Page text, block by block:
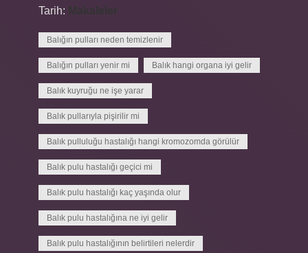
Tarih:
Balığın pulları neden temizlenir
Balığın pulları yenir mi Balık hangi organa iyi gelir
Balık kuyruğu ne işe yarar
Balık pullarıyla pişirilir mi
Balık pulluluğu hastalığı hangi kromozomda görülür
Balık pulu hastalığı geçici mi
Balık pulu hastalığı kaç yaşında olur
Balık pulu hastalığına ne iyi gelir
Balık pulu hastalığının belirtileri nelerdir